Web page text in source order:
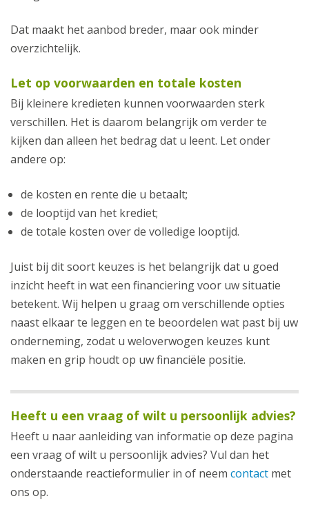
Dat maakt het aanbod breder, maar ook minder
overzichtelijk.
Let op voorwaarden en totale kosten
Bij kleinere kredieten kunnen voorwaarden sterk
verschillen. Het is daarom belangrijk om verder te
kijken dan alleen het bedrag dat u leent. Let onder
andere op:
de kosten en rente die u betaalt;
de looptijd van het krediet;
de totale kosten over de volledige looptijd.
Juist bij dit soort keuzes is het belangrijk dat u goed
inzicht heeft in wat een financiering voor uw situatie
betekent. Wij helpen u graag om verschillende opties
naast elkaar te leggen en te beoordelen wat past bij uw
onderneming, zodat u weloverwogen keuzes kunt
maken en grip houdt op uw financiële positie.
Heeft u een vraag of wilt u persoonlijk advies?
Heeft u naar aanleiding van informatie op deze pagina
een vraag of wilt u persoonlijk advies? Vul dan het
onderstaande reactieformulier in of neem contact met
ons op.